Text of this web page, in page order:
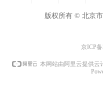
版权所有 © 北京
京ICP备
本网站由阿里云提供云